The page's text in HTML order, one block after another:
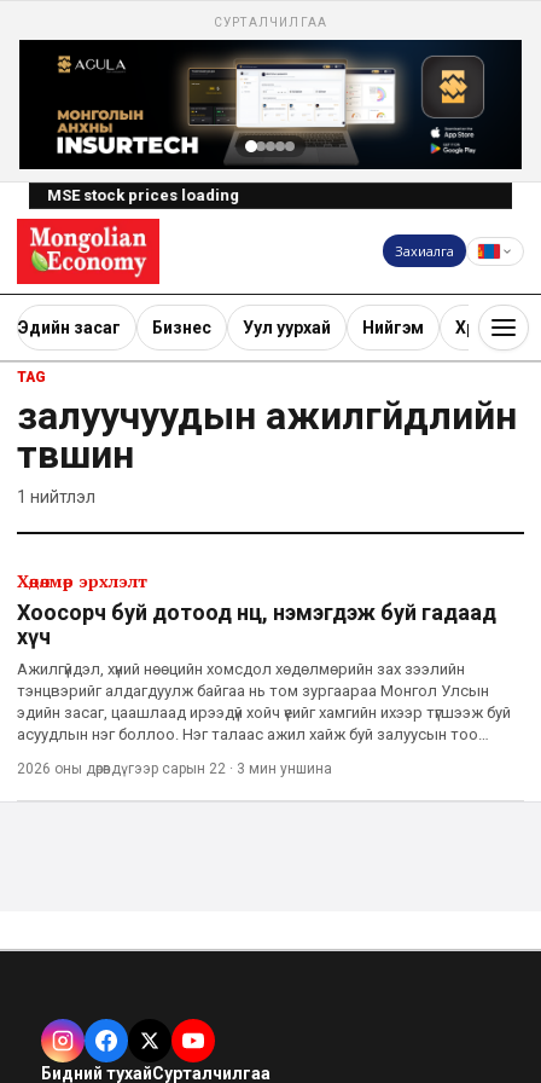
СУРТАЛЧИЛГАА
MSE stock prices loading
Захиалга
Эдийн засаг Бизнес Уул уурхай Нийгэм Хөрөнгө
TAG
залуучуудын ажилгүйдлийн
түвшин
1 нийтлэл
Хөдөлмөр эрхлэлт
Хоосорч буй дотоод нөөц, нэмэгдэж буй гадаад
хүч
Ажилгүйдэл, хүний нөөцийн хомсдол хөдөлмөрийн зах зээлийн
тэнцвэрийг алдагдуулж байгаа нь том зургаараа Монгол Улсын
эдийн засаг, цаашлаад ирээдүй хойч үеийг хамгийн ихээр түгшээж буй
асуудлын нэг боллоо. Нэг талаас ажил хайж буй залуусын тоо
2026 оны дөрөвдүгээр сарын 22 · 3 мин уншина
Бидний тухайСурталчилгаа